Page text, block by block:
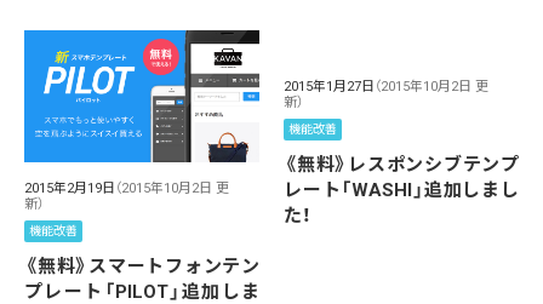
2015年2月19日 （2015年10月2日 更
新）
機能改善
《無料》スマートフォンテン
プレート「PILOT」追加しま
2015年1月27日 （2015年10月2日 更
新）
機能改善
《無料》レスポンシブテンプ
レート「WASHI」追加しまし
た！